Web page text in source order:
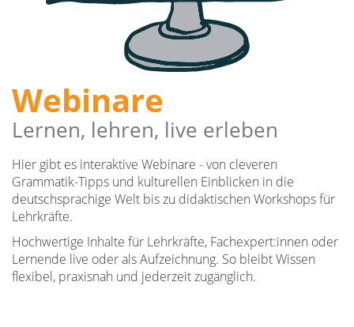
Webinare
Lernen, lehren, live erleben
Hier gibt es interaktive Webinare - von cleveren
Grammatik-Tipps und kulturellen Einblicken in die
deutschsprachige Welt bis zu didaktischen Workshops für
Lehrkräfte.
Hochwertige Inhalte für Lehrkräfte, Fachexpert:innen oder
Lernende live oder als Aufzeichnung. So bleibt Wissen
flexibel, praxisnah und jederzeit zugänglich.